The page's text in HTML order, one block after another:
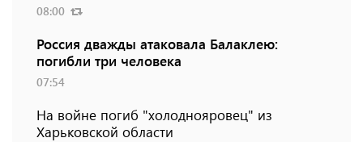
08:00
Россия дважды атаковала Балаклею:
погибли три человека
07:54
На войне погиб "холоднояровец" из
Харьковской области